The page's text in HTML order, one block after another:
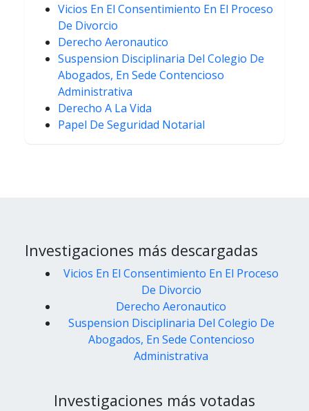
Vicios En El Consentimiento En El Proceso
De Divorcio
Derecho Aeronautico
Suspension Disciplinaria Del Colegio De
Abogados, En Sede Contencioso
Administrativa
Derecho A La Vida
Papel De Seguridad Notarial
Investigaciones más descargadas
Vicios En El Consentimiento En El Proceso
De Divorcio
Derecho Aeronautico
Suspension Disciplinaria Del Colegio De
Abogados, En Sede Contencioso
Administrativa
Investigaciones más votadas